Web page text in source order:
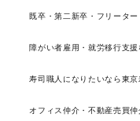
既卒・第二新卒・フリータ
障がい者雇用・就労移行支
寿司職人になりたいなら東
オフィス仲介・不動産売買